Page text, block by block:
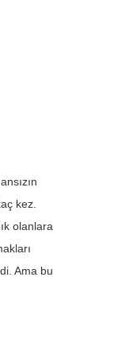
kez.
olanlara
Ama bu